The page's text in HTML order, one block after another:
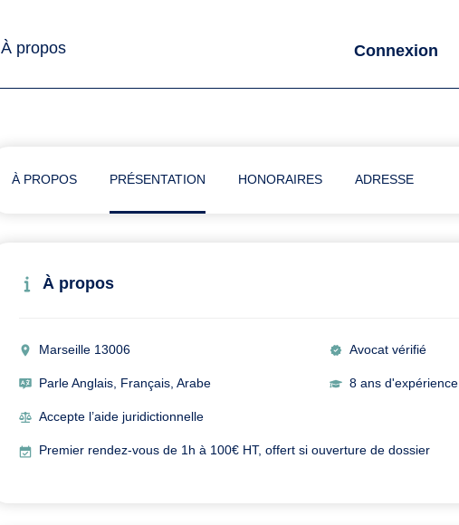
À propos Connexion
À PROPOS PRÉSENTATION HONORAIRES ADRESSE
À propos
Marseille 13006 Avocat vérifié
Parle Anglais, Français, Arabe 8 ans d'expérience
Accepte l’aide juridictionnelle
Premier rendez-vous de 1h à 100€ HT, offert si ouverture de dossier